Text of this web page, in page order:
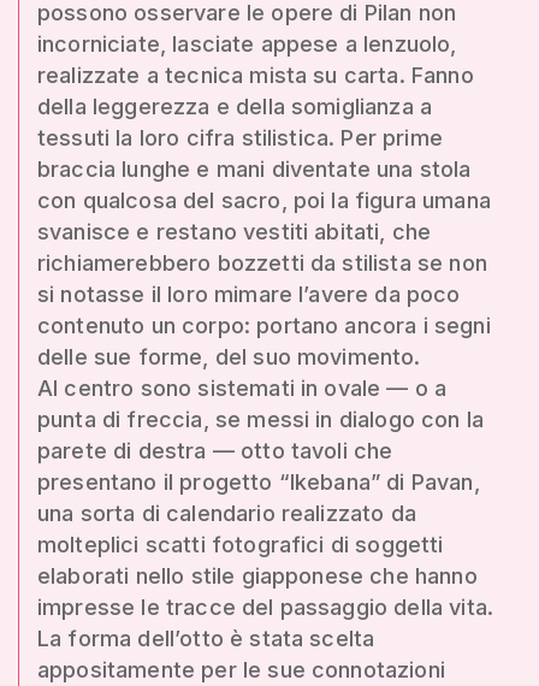
possono osservare le opere di Pilan non
incorniciate, lasciate appese a lenzuolo,
realizzate a tecnica mista su carta. Fanno
della leggerezza e della somiglianza a
tessuti la loro cifra stilistica. Per prime
braccia lunghe e mani diventate una stola
con qualcosa del sacro, poi la figura umana
svanisce e restano vestiti abitati, che
richiamerebbero bozzetti da stilista se non
si notasse il loro mimare l’avere da poco
contenuto un corpo: portano ancora i segni
delle sue forme, del suo movimento.
Al centro sono sistemati in ovale — o a
punta di freccia, se messi in dialogo con la
parete di destra — otto tavoli che
presentano il progetto “Ikebana” di Pavan,
una sorta di calendario realizzato da
molteplici scatti fotografici di soggetti
elaborati nello stile giapponese che hanno
impresse le tracce del passaggio della vita.
La forma dell’otto è stata scelta
appositamente per le sue connotazioni